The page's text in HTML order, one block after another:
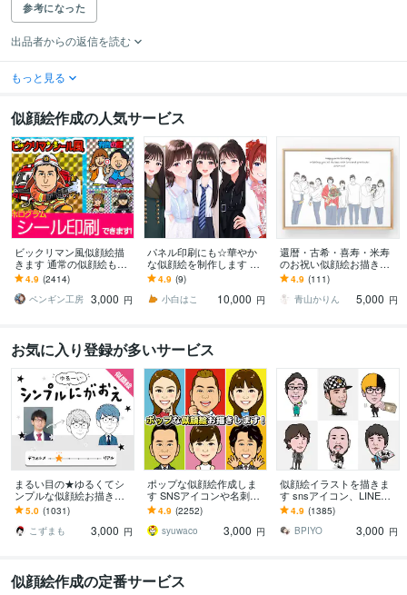
参考になった
出品者からの返信を読む
もっと見る
似顔絵作成の人気サービス
ビックリマン風似顔絵描
きます 通常の似顔絵も！
☆実際のシール・名刺作
成はじめました！☆
4.9 (2414)
ペンギン工房 3,000 円
パネル印刷にも☆華やか
な似顔絵を制作します 多
様なサイズに対応可◎大
切な日の一枚に。
4.9 (9)
小白はこ
10,000 円
還暦・古希・喜寿・米寿
のお祝い似顔絵お描きし
ます 別々のお写真からOK
♪大切な人へ特別な記念品
を贈りませんか？
4.9 (111)
青山かりん
5,000 円
お気に入り登録が多いサービス
まるい目の★ゆるくてシ
ンプルな似顔絵お描きし
ます ゆる～い感じにした
い、似すぎない方が‥と
いう方にオススメ！
5.0 (1031)
こずまも
3,000 円
ポップな似顔絵作成しま
す SNSアイコンや名刺、
プレゼント用にポップな
似顔絵作成します
4.9 (2252)
syuwaco
3,000 円
似顔絵イラストを描きま
す snsアイコン、LINEス
タンプ、名刺などに活用
ください！
4.9 (1385)
BPIYO
3,000 円
似顔絵作成の定番サービス